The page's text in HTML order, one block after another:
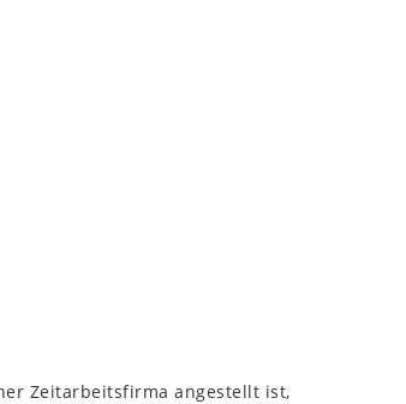
Zeitarbeitsfirma angestellt ist,